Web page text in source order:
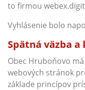
to firmou
Vyhlásenie bolo
Spätná väzba
Obec Hruboňovo
webových stránok
základe princípov